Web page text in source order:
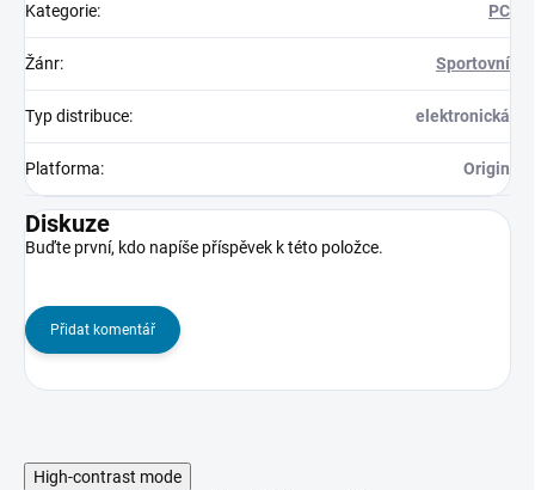
Kategorie: PC
Žánr: Sportovní
Typ distribuce: elektronická
Platforma: Origin
Diskuze
Buďte první, kdo napíše příspěvek k této položce.
Přidat komentář
High-contrast mode